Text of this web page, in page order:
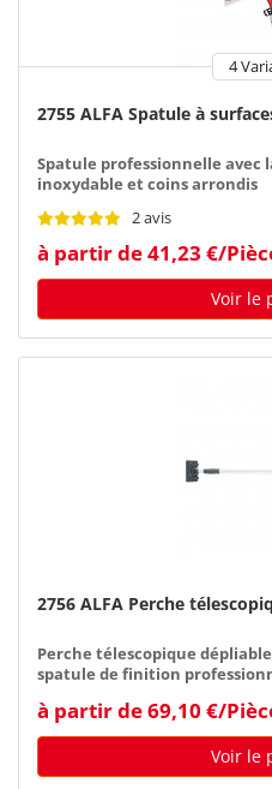
4
2755 ALFA Spatule à
Spatule professionnelle avec
inoxydable et coins arrondis
2 avis
à partir de 41,23 €/
Voir le
2756 ALFA Perche
Perche télescopique
spatule de finition
à partir de 69,10 €/
Voir le